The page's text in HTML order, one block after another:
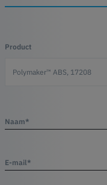
Product
Naam*
E-mail*